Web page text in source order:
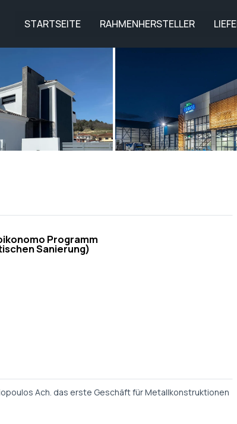
STARTSEITE RAHMENHERSTELLER
Programm
Sanierung)
Ach. das erste Geschäft für Metallkonstruktionen